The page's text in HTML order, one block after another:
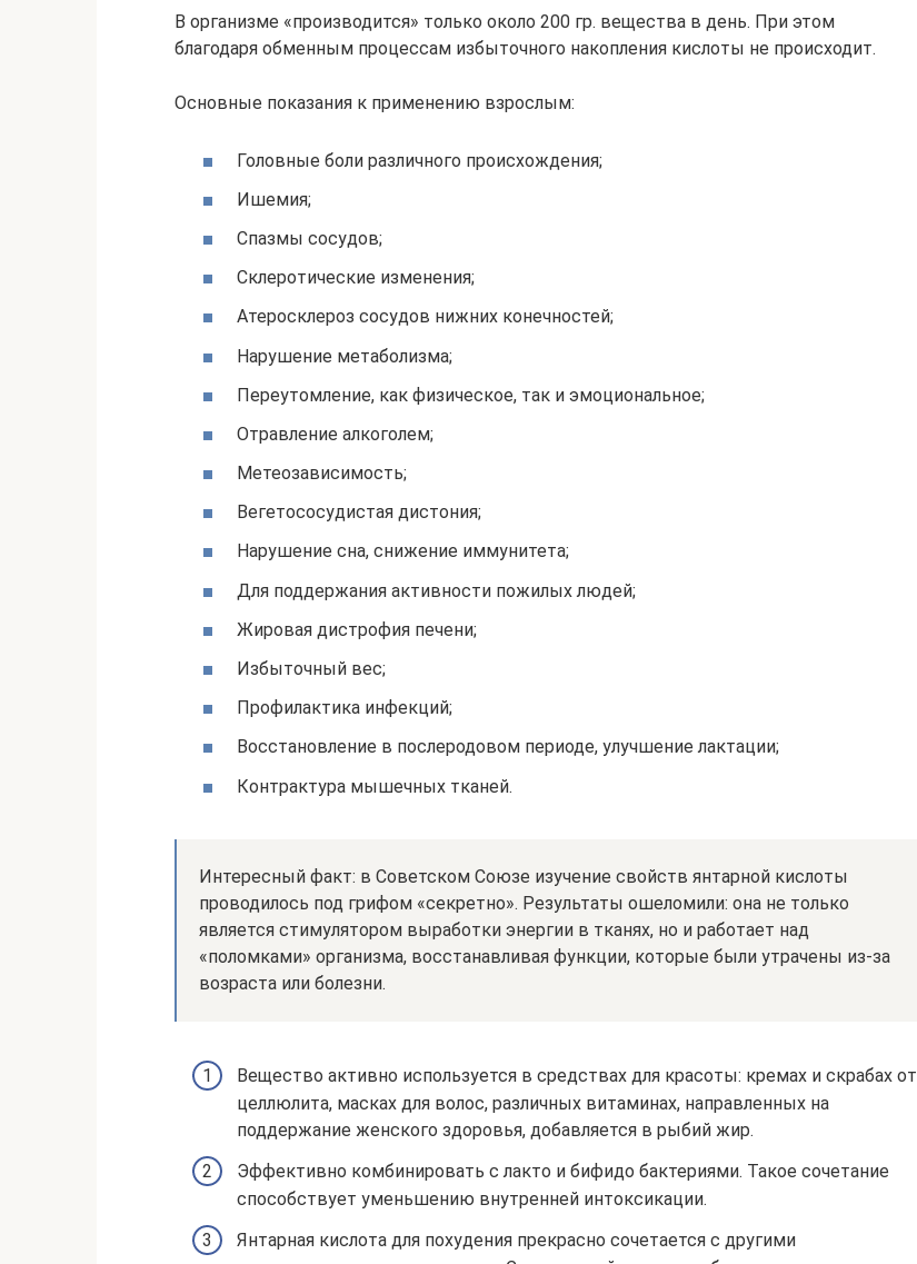
В организме «производится» только около 200 гр. вещества в день. При этом
благодаря обменным процессам избыточного накопления кислоты не происходит.
Основные показания к применению взрослым:
Головные боли различного происхождения;
Ишемия;
Спазмы сосудов;
Склеротические изменения;
Атеросклероз сосудов нижних конечностей;
Нарушение метаболизма;
Переутомление, как физическое, так и эмоциональное;
Отравление алкоголем;
Метеозависимость;
Вегетососудистая дистония;
Нарушение сна, снижение иммунитета;
Для поддержания активности пожилых людей;
Жировая дистрофия печени;
Избыточный вес;
Профилактика инфекций;
Восстановление в послеродовом периоде, улучшение лактации;
Контрактура мышечных тканей.
Интересный факт: в Советском Союзе изучение свойств янтарной кислоты
проводилось под грифом «секретно». Результаты ошеломили: она не только
является стимулятором выработки энергии в тканях, но и работает над
«поломками» организма, восстанавливая функции, которые были утрачены из-за
возраста или болезни.
Вещество активно используется в средствах для красоты: кремах и скрабах от
целлюлита, масках для волос, различных витаминах, направленных на
поддержание женского здоровья, добавляется в рыбий жир.
Эффективно комбинировать с лакто и бифидо бактериями. Такое сочетание
способствует уменьшению внутренней интоксикации.
Янтарная кислота для похудения прекрасно сочетается с другими